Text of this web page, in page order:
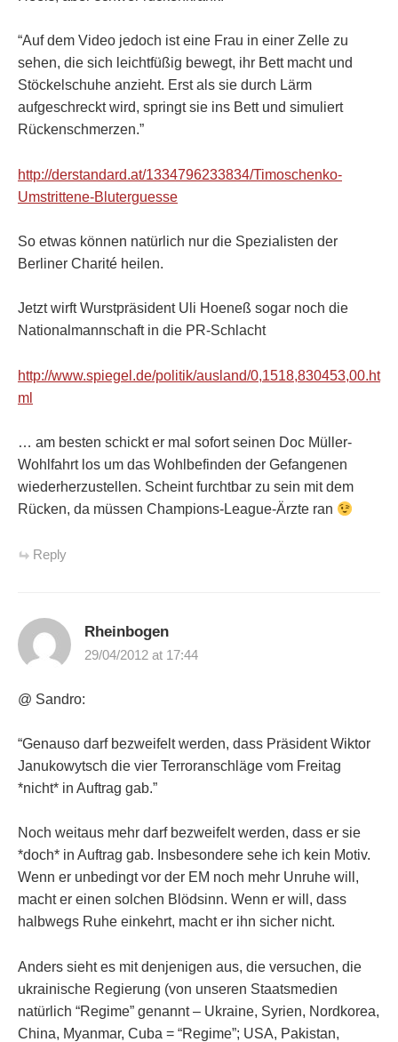
“Auf dem Video jedoch ist eine Frau in einer Zelle zu
sehen, die sich leichtfüßig bewegt, ihr Bett macht und
Stöckelschuhe anzieht. Erst als sie durch Lärm
aufgeschreckt wird, springt sie ins Bett und simuliert
Rückenschmerzen.”
http://derstandard.at/1334796233834/Timoschenko-
Umstrittene-Bluterguesse
So etwas können natürlich nur die Spezialisten der
Berliner Charité heilen.
Jetzt wirft Wurstpräsident Uli Hoeneß sogar noch die
Nationalmannschaft in die PR-Schlacht
http://www.spiegel.de/politik/ausland/0,1518,830453,00.ht
ml
… am besten schickt er mal sofort seinen Doc Müller-
Wohlfahrt los um das Wohlbefinden der Gefangenen
wiederherzustellen. Scheint furchtbar zu sein mit dem
Rücken, da müssen Champions-League-Ärzte ran
Reply
Rheinbogen
29/04/2012 at 17:44
@ Sandro:
“Genauso darf bezweifelt werden, dass Präsident Wiktor
Janukowytsch die vier Terroranschläge vom Freitag
*nicht* in Auftrag gab.”
Noch weitaus mehr darf bezweifelt werden, dass er sie
*doch* in Auftrag gab. Insbesondere sehe ich kein Motiv.
Wenn er unbedingt vor der EM noch mehr Unruhe will,
macht er einen solchen Blödsinn. Wenn er will, dass
halbwegs Ruhe einkehrt, macht er ihn sicher nicht.
Anders sieht es mit denjenigen aus, die versuchen, die
ukrainische Regierung (von unseren Staatsmedien
natürlich “Regime” genannt – Ukraine, Syrien, Nordkorea,
China, Myanmar, Cuba = “Regime”; USA, Pakistan,